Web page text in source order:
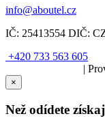
info@aboutel.cz
IČ: 25413554 DIČ:
+420 733 563 605
|
×
Než odídete